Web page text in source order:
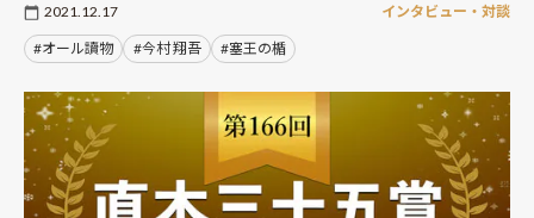
2021.12.17 インタビュー・対談
#オール讀物 #今村 翔吾 #塞王の楯